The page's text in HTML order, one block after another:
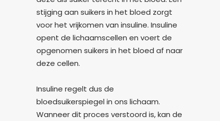
stijging aan suikers in het bloed zorgt
voor het vrijkomen van insuline. Insuline
opent de lichaamscellen en voert de
opgenomen suikers in het bloed af naar
deze cellen.
Insuline regelt dus de
bloedsuikerspiegel in ons lichaam.
Wanneer dit proces verstoord is, kan de